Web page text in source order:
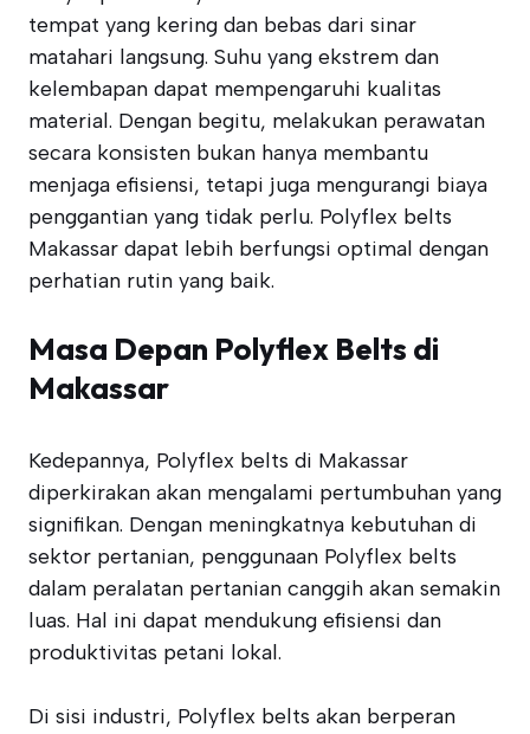
tempat yang kering dan bebas dari sinar
matahari langsung. Suhu yang ekstrem dan
kelembapan dapat mempengaruhi kualitas
material. Dengan begitu, melakukan perawatan
secara konsisten bukan hanya membantu
menjaga efisiensi, tetapi juga mengurangi biaya
penggantian yang tidak perlu. Polyflex belts
Makassar dapat lebih berfungsi optimal dengan
perhatian rutin yang baik.
Masa Depan Polyflex Belts di
Makassar
Kedepannya, Polyflex belts di Makassar
diperkirakan akan mengalami pertumbuhan yang
signifikan. Dengan meningkatnya kebutuhan di
sektor pertanian, penggunaan Polyflex belts
dalam peralatan pertanian canggih akan semakin
luas. Hal ini dapat mendukung efisiensi dan
produktivitas petani lokal.
Di sisi industri, Polyflex belts akan berperan